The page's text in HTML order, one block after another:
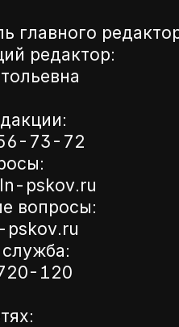
главного
редактор:
73-72
pskov.ru
вопросы:
pskov.ru
120